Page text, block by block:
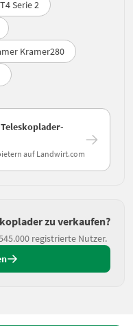
Serie 2
Kramer280
auf Landwirt.com
zu verkaufen?
registrierte Nutzer.